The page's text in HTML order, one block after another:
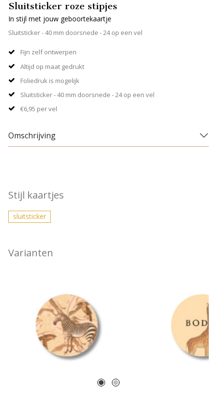
Sluitsticker roze stipjes
In stijl met jouw geboortekaartje
Sluitsticker - 40 mm doorsnede - 24 op een vel
Fijn zelf ontwerpen
Altijd op maat gedrukt
Foliedruk is mogelijk
Sluitsticker - 40 mm doorsnede - 24 op een vel
€6,95 per vel
Omschrijving
Stijl kaartjes
sluitsticker
Varianten